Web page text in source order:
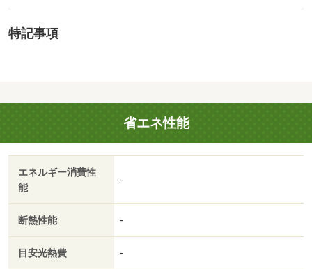
コンビニ（6,117m）
※温泉付きの宅地です。温泉利用料は無料。共用配管から
の引込み、共用配管の修繕等は買主負担となります。
地勢：平坦
国土法届出：不要
特記事項
省エネ性能
エネルギー消費性
能
-
断熱性能 -
目安光熱費 -